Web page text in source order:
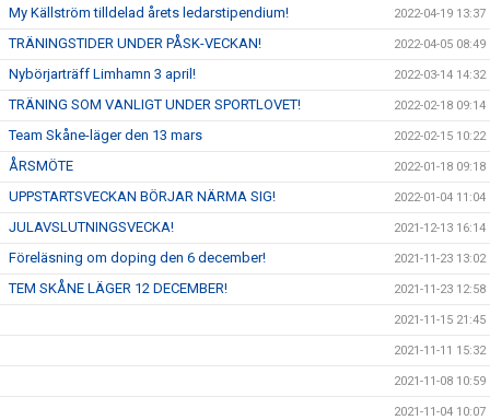
My Källström tilldelad årets ledarstipendium! 2022-04-19 13:37
TRÄNINGSTIDER UNDER PÅSK-VECKAN! 2022-04-05 08:49
Nybörjarträff Limhamn 3 april! 2022-03-14 14:32
TRÄNING SOM VANLIGT UNDER SPORTLOVET! 2022-02-18 09:14
Team Skåne-läger den 13 mars 2022-02-15 10:22
ÅRSMÖTE 2022-01-18 09:18
UPPSTARTSVECKAN BÖRJAR NÄRMA SIG! 2022-01-04 11:04
JULAVSLUTNINGSVECKA! 2021-12-13 16:14
Föreläsning om doping den 6 december! 2021-11-23 13:02
TEM SKÅNE LÄGER 12 DECEMBER! 2021-11-23 12:58
2021-11-15 21:45
2021-11-11 15:32
2021-11-08 10:59
2021-11-04 10:07